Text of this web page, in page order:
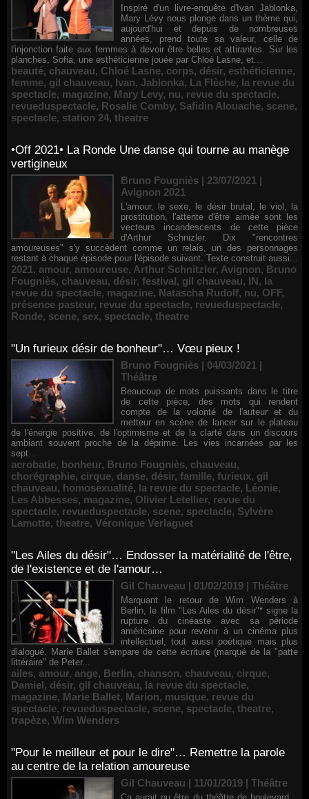
Inspiré d'un livre-enquête d'Ivan Jablonka,
Mary Lévy nous plonge dans un thème qui,
aujourd'hui et depuis de nombreuses
années, prend toute sa valeur, celle de
l'injonction faite aux femmes à devoir être belles et attirantes. Sur les
planches, Sofia, une esthéticienne jouée par Chloé Lasne, et...
beauté, chauveau, Chloé Lasne, corps, désir, esthéticienne,
femme, gil chauveau, Ivan, Jablonka, La Flèche, la revue du
spectacle, magazine, Mary Levy, nu, revue du spectacle,
revueduspectacle, Rosalie Comby, Safidin Alouache, scene,
spectacle, station 24, theatre
•Off 2021• La Ronde Une danse qui tourne au manège
vertigineux
Bruno Fougniès | 23/07/2021 |
Avignon 2021
L'amour, le sexe, le désir brutal, le viol, la
prostitution, l'attente d'être aimée sont les
vecteurs incandescents de cette pièce
d'Arthur Schnizler. Dix "rencontres
amoureuses" s'y succèdent comme un relais, un des personnages
restant à chaque épisode pour l'épisode suivant. Texte construit aussi...
2021, amour, amoureuse, Arthur Schnitzler, Avignon, Bruno
Fougniès, chauveau, désir, festival, gil chauveau, IN, la
revue du spectacle, magazine, Natascha Rudolf, nu, OFF,
présence pasteur, revue du spectacle, revueduspectacle,
Ronde, scene, sex, spectacle, theatre
"Un furieux désir de bonheur"… Vœu pieux !
Bruno Fougniès | 04/03/2021 |
Théâtre
Beaucoup de mots puissants dans le titre
de cette pièce, des mots qui rendent
compte de la volonté de l'auteur et du
metteur en scène de lancer sur le plateau
de l'énergie positive, de l'optimisme et de la clarté dans un discours
ambiant souvent proche de la déprime. Les vies incarnées par les
sept...
acrobatie, bonheur, Bruno Fougniès, chauveau,
chorégraphie, cirque, danse, désir, famille, furieux, gil
chauveau, homosexualité, la revue du spectacle, Léonie,
Les Abbesses, magazine, Olivier Letellier, revue du
spectacle, revueduspectacle, scene, spectacle, Sylvère
Lamotte, theatre, Véronique Verlaguet
"Les Ailes du désir"… Endosser la matérialité de l'être,
de l'existence et de l'amour…
Gil Chauveau | 01/02/2019 | Théâtre
Marquant le retour de Wim Wenders à
Berlin, le film "Les Ailes du désir"* signe la
rupture du cinéaste avec sa période
américaine pour revenir à un cinéma plus
intellectuel, tout aussi poétique mais plus
dialogué. Marie Ballet s'empare de cette écriture (marqué de la "patte
littéraire" de Peter...
ailes, amour, ange, Berlin, chanson, chauveau, cirque,
Damiel, désir, gil chauveau, la revue du spectacle,
magazine, Marie Ballet, Marion, musique, revue du
spectacle, revueduspectacle, scene, spectacle, theatre,
trapèze, Wim Wenders
"Pour le meilleur et pour le dire"… Remettre la parole
au centre de la relation amoureuse
Gil Chauveau | 11/01/2019 | Théâtre